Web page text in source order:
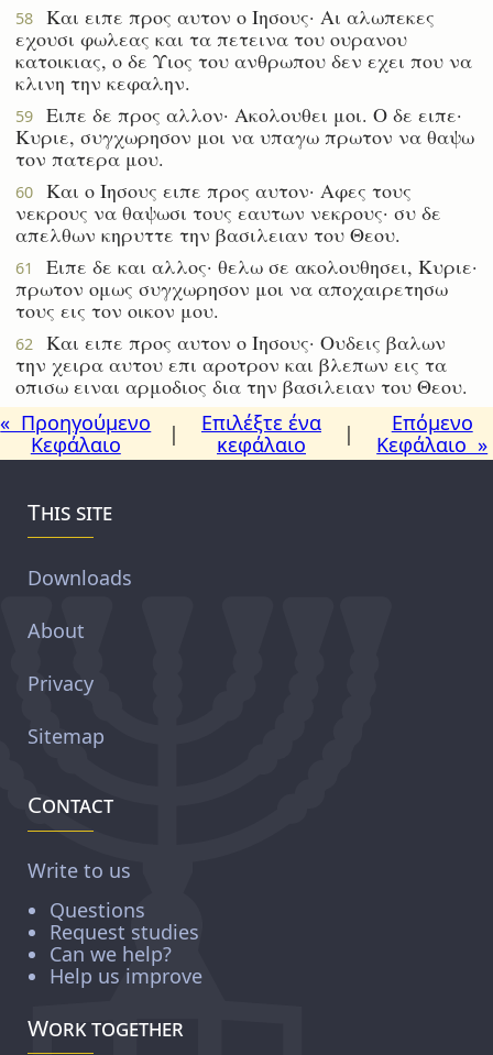
58
Και ειπε προς αυτον ο Ιησους· Αι αλωπεκες
εχουσι φωλεας και τα πετεινα του ουρανου
κατοικιας, ο δε Υιος του ανθρωπου δεν εχει που να
κλινη την κεφαλην.
59
Ειπε δε προς αλλον· Ακολουθει μοι. Ο δε ειπε·
Κυριε, συγχωρησον μοι να υπαγω πρωτον να θαψω
τον πατερα μου.
60
Και ο Ιησους ειπε προς αυτον· Αφες τους
νεκρους να θαψωσι τους εαυτων νεκρους· συ δε
απελθων κηρυττε την βασιλειαν του Θεου.
61
Ειπε δε και αλλος· θελω σε ακολουθησει, Κυριε·
πρωτον ομως συγχωρησον μοι να αποχαιρετησω
τους εις τον οικον μου.
62
Και ειπε προς αυτον ο Ιησους· Ουδεις βαλων
την χειρα αυτου επι αροτρον και βλεπων εις τα
οπισω ειναι αρμοδιος δια την βασιλειαν του Θεου.
« Προηγούμενο
Κεφάλαιο
|
Επιλέξτε ένα
κεφάλαιο
|
Επόμενο
Κεφάλαιο »
This site
Downloads
About
Privacy
Sitemap
Contact
Write to us
Questions
Request studies
Can we help?
Help us improve
Work together